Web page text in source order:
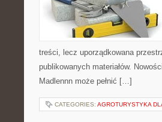
treści, lecz uporządkowana
publikowanych materiałów.
Madlennn może pełnić […]
CATEGORIES: AGROTURYSTYKA